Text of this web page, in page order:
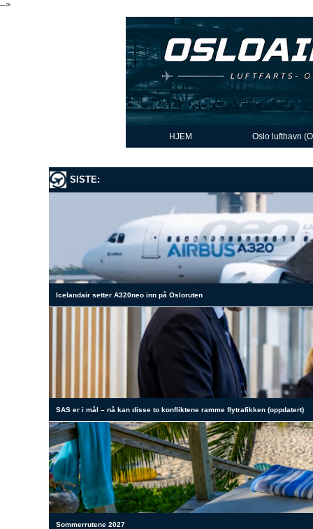
-->
HJEM Oslo lufthavn
SISTE:
Icelandair setter A320neo inn på Osloruten
SAS er i mål – nå kan disse to konfliktene ramme flytrafikken (oppdatert)
Sommerrutene 2027